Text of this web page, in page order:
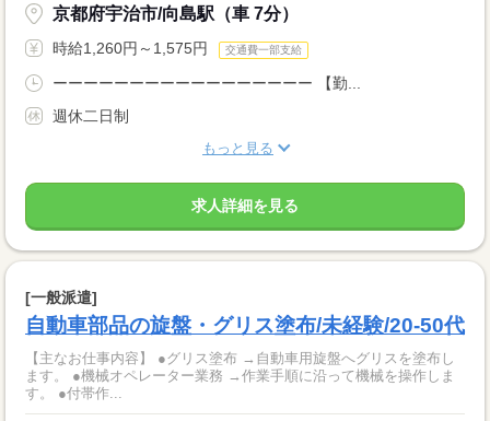
京都府宇治市/向島駅（車 7分）
時給1,260円～1,575円 交通費一部支給
ーーーーーーーーーーーーーーーーー 【勤...
週休二日制
もっと見る
求人詳細を見る
[一般派遣]
自動車部品の旋盤・グリス塗布/未経験/20-50代
【主なお仕事内容】 ●グリス塗布 →自動車用旋盤へグリスを塗布し
ます。 ●機械オペレーター業務 →作業手順に沿って機械を操作しま
す。 ●付帯作...